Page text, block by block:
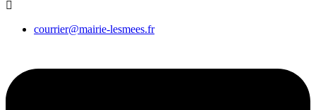
courrier@mairie-lesmees.fr